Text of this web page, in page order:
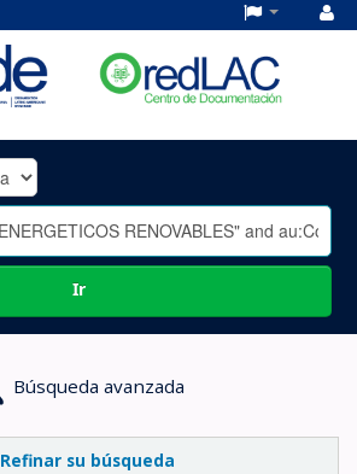
Ir
Búsqueda avanzada
Refinar su búsqueda